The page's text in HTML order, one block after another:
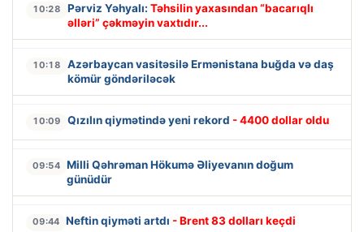
10:28 Pərviz Yəhyalı: Təhsilin yaxasından “bacarıqlı
əlləri” çəkməyin vaxtıdır...
10:18
Azərbaycan vasitəsilə Ermənistana buğda və daş
kömür göndəriləcək
10:09 Qızılın qiymətində yeni rekord - 4400 dollar oldu
09:54 Milli Qəhrəman Hökumə Əliyevanın doğum
günüdür
09:44 Neftin qiyməti artdı - Brent 83 dolları keçdi